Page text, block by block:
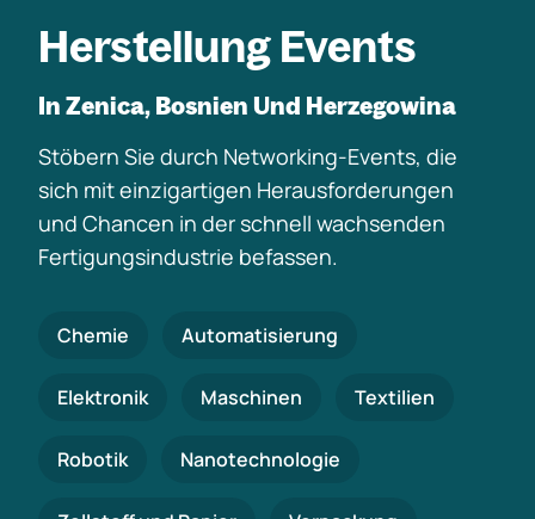
Herstellung Events
In Zenica, Bosnien Und Herzegowina
Stöbern Sie durch Networking-Events, die
sich mit einzigartigen Herausforderungen
und Chancen in der schnell wachsenden
Fertigungsindustrie befassen.
Chemie Automatisierung
Elektronik Maschinen Textilien
Robotik Nanotechnologie